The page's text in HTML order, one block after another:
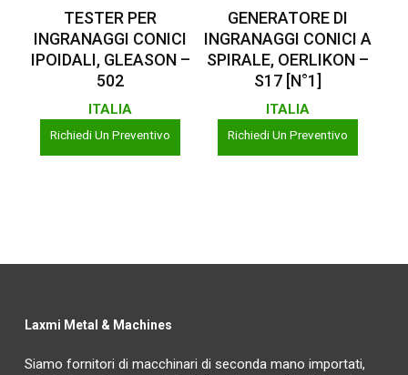
Leggi Tutto
TESTER PER
INGRANAGGI CONICI
IPOIDALI, GLEASON –
502
ITALIA
Richiedi Un Preventivo
Leggi Tutto
GENERATORE DI
INGRANAGGI CONICI A
SPIRALE, OERLIKON –
S17 [N°1]
ITALIA
Richiedi Un Preventivo
Laxmi Metal & Machines
Siamo fornitori di macchinari di seconda mano importati,